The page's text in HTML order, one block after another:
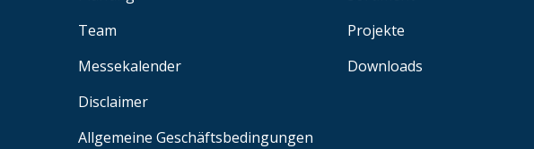
Team
Messekalender
Disclaimer
Allgemeine Geschäftsbedingungen
Projekte
Downloads